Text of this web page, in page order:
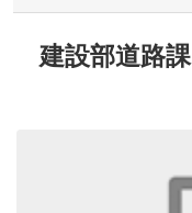
建設部道路課